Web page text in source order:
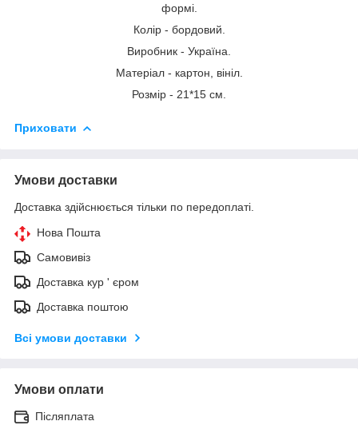
формі.
Колір - бордовий.
Виробник - Україна.
Матеріал - картон, вініл.
Розмір - 21*15 см.
Приховати
Умови доставки
Доставка здійснюється тільки по передоплаті.
Нова Пошта
Самовивіз
Доставка кур ' єром
Доставка поштою
Всі умови доставки
Умови оплати
Післяплата